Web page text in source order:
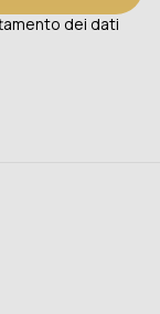
dei dati